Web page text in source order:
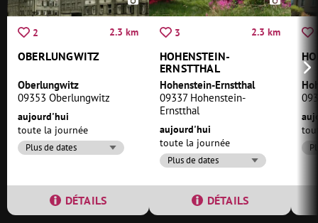
2 2.3 km
OBERLUNGWITZ
Oberlungwitz
09353 Oberlungwitz
aujourd'hui
toute la journée
Plus de dates
DÉTAILS
3 2.3 km
HOHENSTEIN-
ERNSTTHAL
Hohenstein-Ernstthal
09337 Hohenstein-
Ernstthal
aujourd'hui
toute la journée
Plus de dates
DÉTAILS